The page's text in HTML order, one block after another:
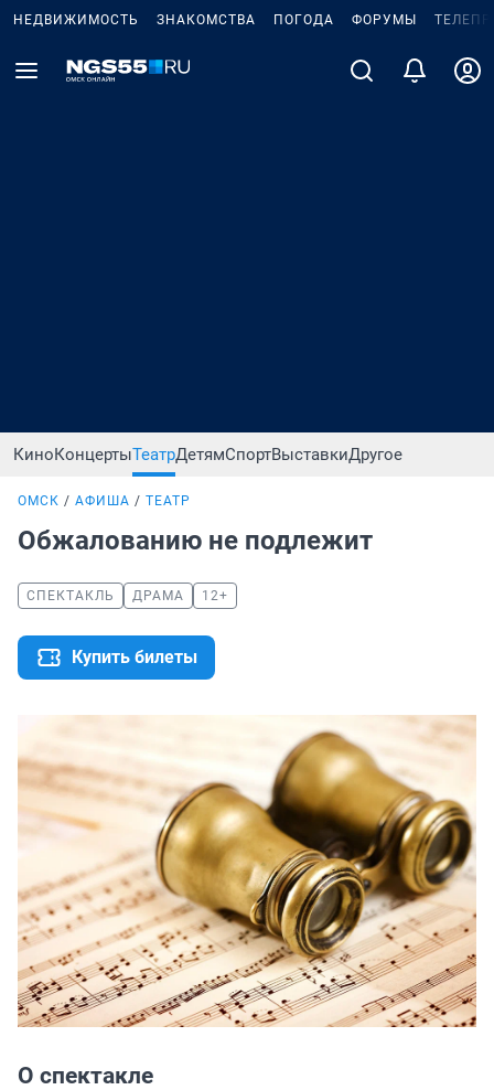
НЕДВИЖИМОСТЬ ЗНАКОМСТВА ПОГОДА ФОРУМЫ
КиноКонцертыТеатрДетямСпортВыставкиДругое
ОМСК АФИША ТЕАТР
Обжалованию не подлежит
СПЕКТАКЛЬ ДРАМА 12+
Купить билеты
О спектакле